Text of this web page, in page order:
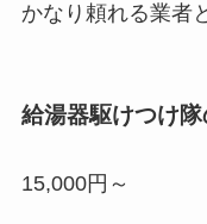
かなり頼れる業者
給湯器駆けつけ隊
15,000円～